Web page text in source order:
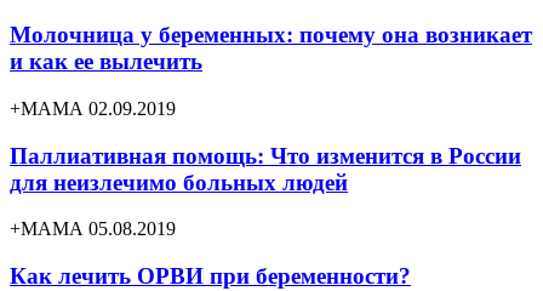
Молочница у беременных: почему она возникает
и как ее вылечить
+МАМА 02.09.2019
Паллиативная помощь: Что изменится в России
для неизлечимо больных людей
+МАМА 05.08.2019
Как лечить ОРВИ при беременности?